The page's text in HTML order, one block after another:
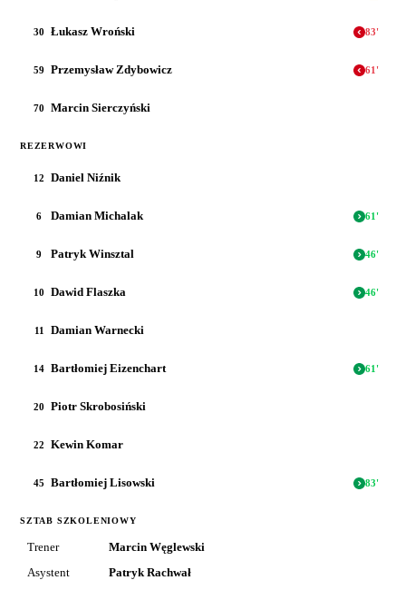
30 Łukasz Wroński 83'
59 Przemysław Zdybowicz 61 '
70 Marcin Sierczyński
REZERWOWI
12 Daniel Niźnik
6 Damian Michalak 61 '
9 Patryk Winsztal 46'
10 Dawid Flaszka 46'
11 Damian Warnecki
14 Bartłomiej Eizenchart 61 '
20 Piotr Skrobosiński
22 Kewin Komar
45 Bartłomiej Lisowski 83'
SZTAB SZKOLENIOWY
Trener
Marcin Węglewski
Asystent
Patryk Rachwał